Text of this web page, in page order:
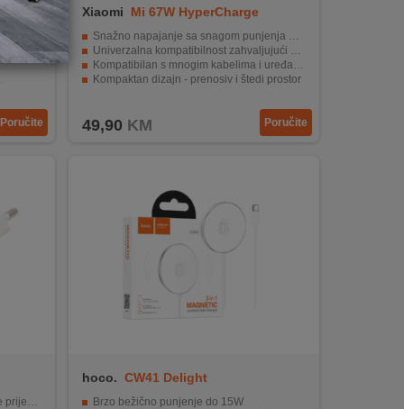
Poručite
Xiaomi Mi 67W HyperCharge
Snažno napajanje sa snagom punjenja do 67 W
Univerzalna kompatibilnost zahvaljujući USB-A
Kompatibilan s mnogim kabelima i uređajima
Kompaktan dizajn - prenosiv i štedi prostor
49,90 KM Poručite
hoco. CW41 Delight
Brzo bežično punjenje do 15W